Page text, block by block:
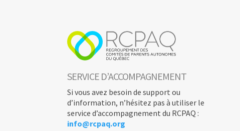
SERVICE D’ACCOMPAGNEMENT
Si vous avez besoin de support ou
d’information, n’hésitez pas à utiliser le
service d’accompagnement du RCPAQ :
info@rcpaq.org